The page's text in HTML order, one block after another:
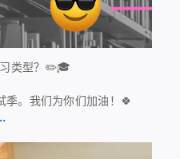
类型？✏️🎓
季。我们为你们加油！🍀
日